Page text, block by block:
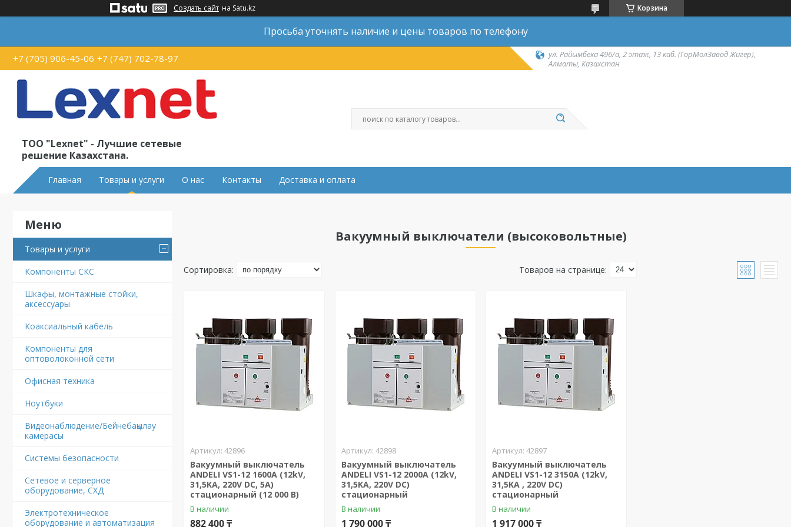
Создать сайт на Satu.kz Корзина
Просьба уточнять наличие и цены товаров по телефону
+7 (705) 906-45-06 +7 (747) 702-78-97
ул. Райымбека 496/а, 2 этаж, 13 каб. (ГорМолЗавод Жигер),
Алматы, Казахстан
ТОО "Lexnet" - Лучшие сетевые
решение Казахстана.
Главная Товары и услуги О нас Контакты Доставка и оплата
Товары и услуги
Компоненты СКС
Шкафы, монтажные стойки,
аксессуары
Коаксиальный кабель
Компоненты для
оптоволоконной сети
Офисная техника
Ноутбуки
Видеонаблюдение/Бейнебақылау
камерасы
Системы безопасности
Сетевое и серверное
оборудование, СХД
Электротехническое
оборудование и автоматизация
Вакуумный выключатели (высоковольтные)
42896
Вакуумный выключатель
ANDELI VS1-12 1600А (12kV,
31,5KA, 220V DC, 5А)
стационарный (12 000 В)
В наличии
882 400 ₸
42898
Вакуумный выключатель
ANDELI VS1-12 2000А (12kV,
31,5KA, 220V DC)
стационарный
В наличии
1 790 000 ₸
42897
Вакуумный выключатель
ANDELI VS1-12 3150А (12kV,
31,5KA , 220V DC)
стационарный
В наличии
1 917 000 ₸